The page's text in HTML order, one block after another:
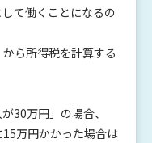
て働くことになるの
ら所得税を計算する
30万円」の場合、
万円かかった場合は